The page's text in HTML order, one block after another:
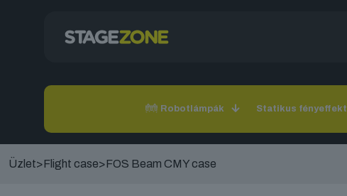
Robotlámpák Statikus fényeffekt
Üzlet>Flight case>FOS Beam CMY case